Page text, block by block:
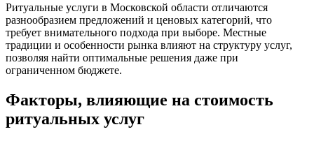
Ритуальные услуги в Московской области отличаются
разнообразием предложений и ценовых категорий, что
требует внимательного подхода при выборе. Местные
традиции и особенности рынка влияют на структуру услуг,
позволяя найти оптимальные решения даже при
ограниченном бюджете.
Факторы, влияющие на стоимость
ритуальных услуг